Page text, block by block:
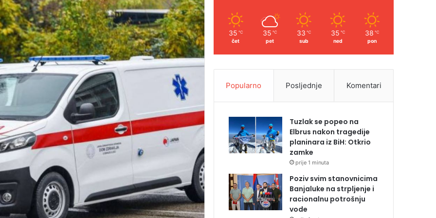
35 ℃
čet
35 ℃
pet
33 ℃
sub
35 ℃
ned
38 ℃
pon
Popularno Posljednje Komentari
Tuzlak se popeo na
Elbrus nakon tragedije
planinara iz BiH: Otkrio
zamke
prije 1 minuta
Poziv svim stanovnicima
Banjaluke na strpljenje i
racionalnu potrošnju
vode